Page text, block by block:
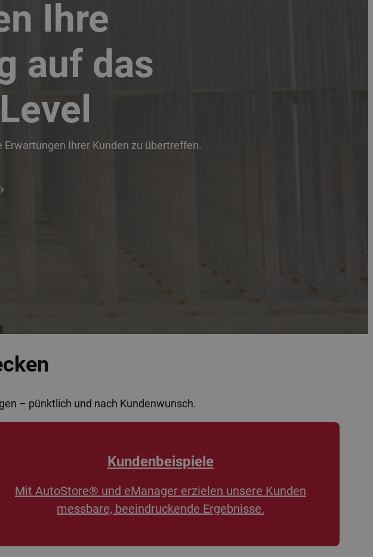
Ihre
auf das
Ihrer Kunden zu übertreffen.
– pünktlich und nach Kundenwunsch.
Kundenbeispiele
Mit AutoStore® und eManager erzielen unsere Kunden
messbare, beeindruckende Ergebnisse.